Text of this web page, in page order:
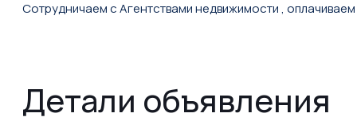
Сотрудничаем с Агентствами недвижимости ,
Детали объявления